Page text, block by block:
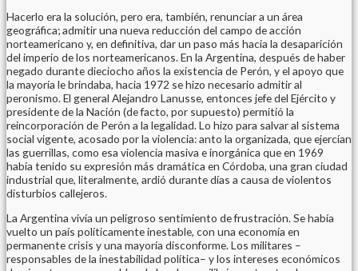
Hacerlo era la solución, pero era, también, renunciar a un área
geográfica; admitir una nueva reducción del campo de acción
norteamericano y, en definitiva, dar un paso más hacia la desaparición
del imperio de los norteamericanos. En la Argentina, después de haber
negado durante dieciocho años la existencia de Perón, y el apoyo que
la mayoría le brindaba, hacia 1972 se hizo necesario admitir al
peronismo. El general Alejandro Lanusse, entonces jefe del Ejército y
presidente de la Nación (de facto, por supuesto) permitió la
reincorporación de Perón a la legalidad. Lo hizo para salvar al sistema
social vigente, acosado por la violencia: anto la organizada, que ejercían
las guerrillas, como esa violencia masiva e inorgánica que en 1969
había tenido su expresión más dramática en Córdoba, una gran ciudad
industrial que, literalmente, ardió durante días a causa de violentos
disturbios callejeros.
La Argentina vivía un peligroso sentimiento de frustración. Se había
vuelto un país políticamente inestable, con una economía en
permanente crisis y una mayoría disconforme. Los militares –
responsables de la inestabilidad política– y los intereses económicos